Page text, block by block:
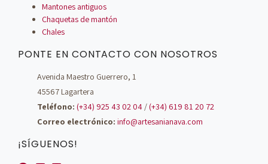
Mantones antiguos
Chaquetas de mantón
Chales
PONTE EN CONTACTO CON NOSOTROS
Avenida Maestro Guerrero, 1
45567 Lagartera
Teléfono: (+34) 925 43 02 04 /(+34) 619 81 20 72
Correo electrónico: info@artesanianava.com
¡SÍGUENOS!